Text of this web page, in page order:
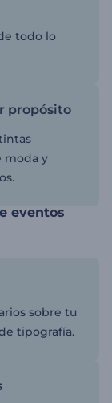
todo lo
propósito
moda y
eventos
sobre tu
tipografía.